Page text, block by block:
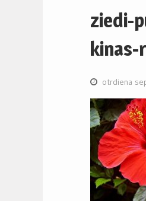
ziedi-
kinas-
otrdiena